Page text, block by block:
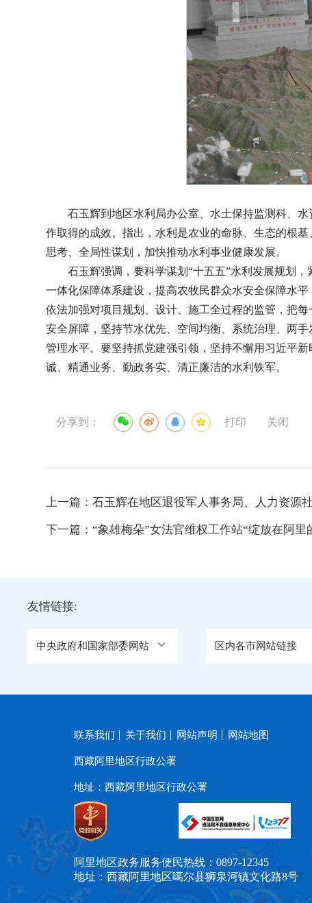
石玉辉到地区水利局办公室、水土保持监测科、
作取得的成效。指出，水利是农业的命脉、生态的根
思考、全局性谋划，加快推动水利事业健康发展。
石玉辉强调，要科学谋划“十五五”水利发展规划
一体化保障体系建设，提高农牧民群众水安全保障水
依法加强对项目规划、设计、施工全过程的监管，把
安全屏障，坚持节水优先、空间均衡、系统治理、两
管理水平。要坚持抓党建强引领，坚持不懈用习近平
诚、精通业务、勤政务实、清正廉洁的水利铁军。
分享到： 打印 关闭
上一篇：石玉辉在地区退役军人事务局、人力资源
下一篇：“象雄梅朵”女法官维权工作站“绽放在阿里
友情链接:
中央政府和国家部委网站 区内各市网站链接
联系我们 关于我们 网站声明 网站地图
西藏阿里地区行政公署
地址：西藏阿里地区行政公署
阿里地区政务服务便民热线：0897-12345
地址：西藏阿里地区噶尔县狮泉河镇文化路8号